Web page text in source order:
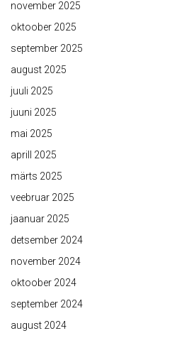
november 2025
oktoober 2025
september 2025
august 2025
juuli 2025
juuni 2025
mai 2025
aprill 2025
märts 2025
veebruar 2025
jaanuar 2025
detsember 2024
november 2024
oktoober 2024
september 2024
august 2024